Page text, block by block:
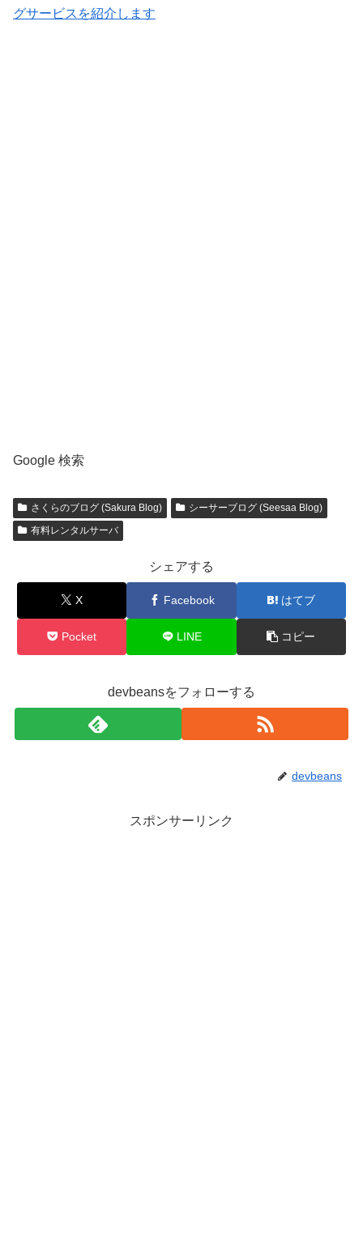
グサービスを紹介します
Google 検索
さくらのブログ (Sakura Blog)
シーサーブログ (Seesaa Blog)
有料レンタルサーバ
シェアする
X Facebook はてブ
Pocket LINE コピー
devbeansをフォローする
devbeans
スポンサーリンク